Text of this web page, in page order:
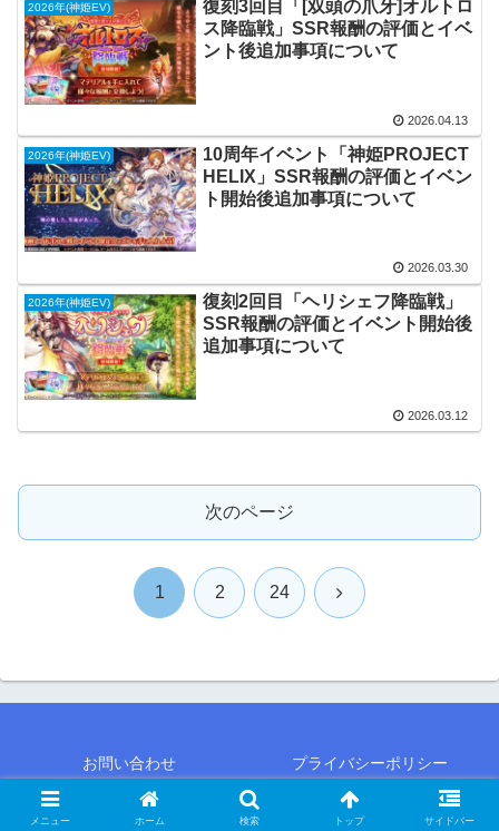
2026年(神姫EV)
復刻3回目「[双頭の爪牙]オルトロ
ス降臨戦」SSR報酬の評価とイベ
ント後追加事項について
2026.04.13
2026年(神姫EV)
10周年イベント「神姫PROJECT
HELIX」SSR報酬の評価とイベン
ト開始後追加事項について
2026.03.30
2026年(神姫EV)
復刻2回目「ヘリシェフ降臨戦」
SSR報酬の評価とイベント開始後
追加事項について
2026.03.12
次のページ
1 2 24 次
お問い合わせ プライバシーポリシー
Copyright © 2018-2026 シャルの軌跡 All Rights Reserved.
メニュー ホーム 検索 トップ サイドバー